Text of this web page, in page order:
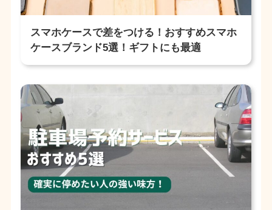
スマホケースで差をつける！おすすめスマホ
ケースブランド5選！ギフトにも最適